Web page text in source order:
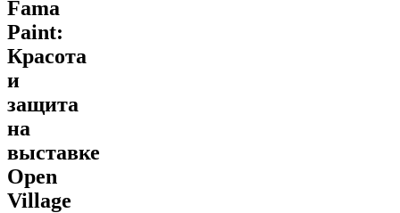
Fama
Paint:
Красота
и
защита
на
выставке
Open
Village